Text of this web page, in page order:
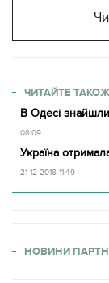
ЧИТАЙТЕ
В Одесі
08:09
Україна
21-12-2018 11:49
НОВИНИ